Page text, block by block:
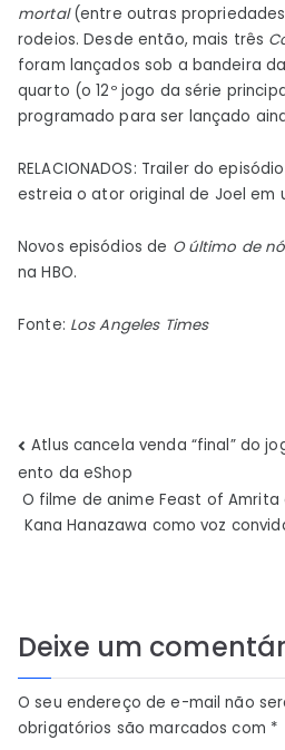
mortal(entre outras
rodeios. Desde então, mais três
foram lançados sob a bandeira
quarto (o 12º jogo da série
programado para ser lançado
RELACIONADOS: Trailer do
estreia o ator original de Joel em
Novos episódios de O último de
na HBO.
Fonte: Los Angeles Times
Navegação
de
Post
Atlus cancela venda “final” do
ento da eShop
O filme de anime Feast of Amrita
Kana Hanazawa como voz
Deixe um
O seu endereço de e-mail não
obrigatórios são marcados com *